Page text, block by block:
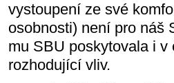
vystoupení ze své
osobnosti) není pro náš
mu SBU poskytovala i
rozhodující vliv.